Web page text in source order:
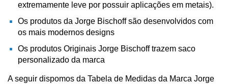
extremamente leve por possuir aplicações em metais).
Os produtos da Jorge Bischoff são desenvolvidos com
os mais modernos designs
Os produtos Originais Jorge Bischoff trazem saco
personalizado da marca
A seguir dispomos da Tabela de Medidas da Marca Jorge